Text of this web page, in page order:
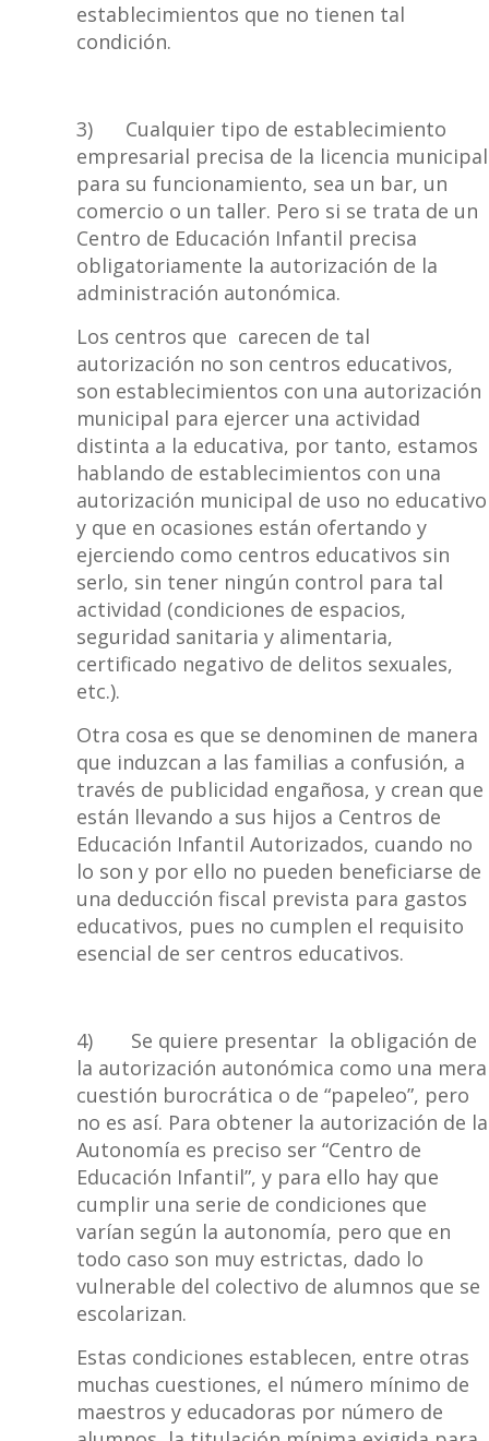
establecimientos que no tienen tal
condición.
3) Cualquier tipo de establecimiento
empresarial precisa de la licencia municipal
para su funcionamiento, sea un bar, un
comercio o un taller. Pero si se trata de un
Centro de Educación Infantil precisa
obligatoriamente la autorización de la
administración autonómica.
Los centros que carecen de tal
autorización no son centros educativos,
son establecimientos con una autorización
municipal para ejercer una actividad
distinta a la educativa, por tanto, estamos
hablando de establecimientos con una
autorización municipal de uso no educativo
y que en ocasiones están ofertando y
ejerciendo como centros educativos sin
serlo, sin tener ningún control para tal
actividad (condiciones de espacios,
seguridad sanitaria y alimentaria,
certificado negativo de delitos sexuales,
etc.).
Otra cosa es que se denominen de manera
que induzcan a las familias a confusión, a
través de publicidad engañosa, y crean que
están llevando a sus hijos a Centros de
Educación Infantil Autorizados, cuando no
lo son y por ello no pueden beneficiarse de
una deducción fiscal prevista para gastos
educativos, pues no cumplen el requisito
esencial de ser centros educativos.
4) Se quiere presentar la obligación de
la autorización autonómica como una mera
cuestión burocrática o de “papeleo”, pero
no es así. Para obtener la autorización de la
Autonomía es preciso ser “Centro de
Educación Infantil”, y para ello hay que
cumplir una serie de condiciones que
varían según la autonomía, pero que en
todo caso son muy estrictas, dado lo
vulnerable del colectivo de alumnos que se
escolarizan.
Estas condiciones establecen, entre otras
muchas cuestiones, el número mínimo de
maestros y educadoras por número de